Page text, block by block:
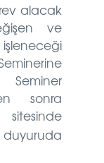
alacak
ve
sonra